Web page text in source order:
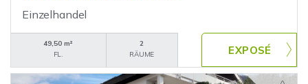
Einzelhandel
49,50 m²
FL.
2
RÄUME